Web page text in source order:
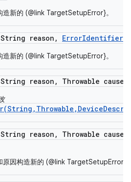
新的 (@link TargetSetupError}。
reason , ErrorIdentifier
新的 (@link TargetSetupError}。
reason , Throwable cause)
reason , Throwable cause
原因构造新的 (@link TargetSetupError}